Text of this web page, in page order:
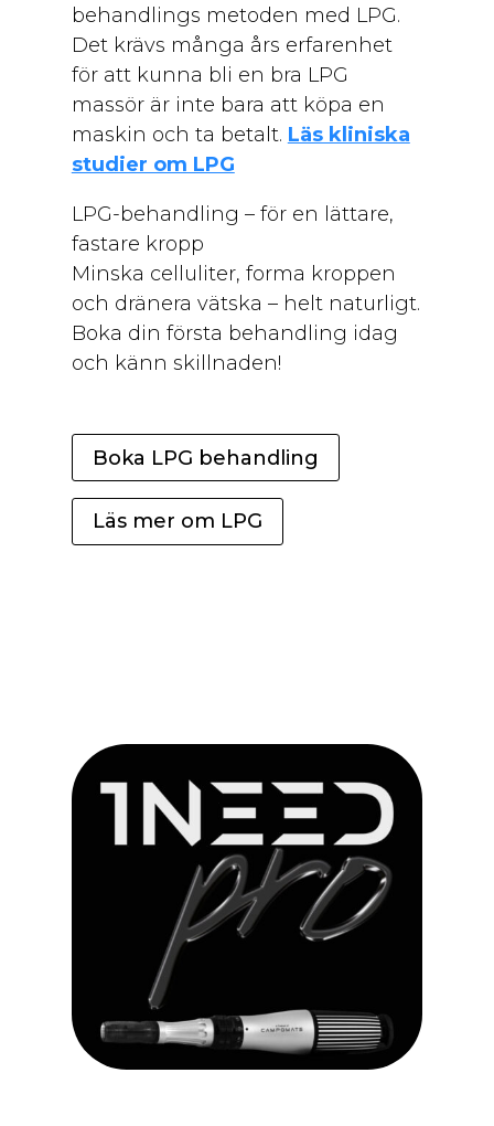
behandlings metoden med LPG.
Det krävs många års erfarenhet
för att kunna bli en bra LPG
massör är inte bara att köpa en
maskin och ta betalt. Läs kliniska
studier om LPG
LPG-behandling – för en lättare,
fastare kropp
Minska celluliter, forma kroppen
och dränera vätska – helt naturligt.
Boka din första behandling idag
och känn skillnaden!
Boka LPG behandling
Läs mer om LPG